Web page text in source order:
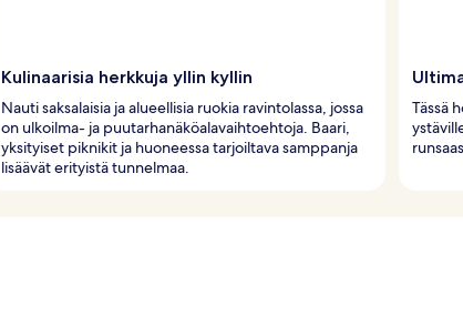
Kulinaarisia herkkuja yllin kyllin
Nauti saksalaisia ja alueellisia ruokia ravintolassa, jossa
on ulkoilma- ja puutarhanäköalavaihtoehtoja. Baari,
yksityiset piknikit ja huoneessa tarjoiltava samppanja
lisäävät erityistä tunnelmaa.
Tässä